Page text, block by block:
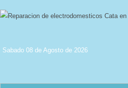
Sabado 08 de Agosto de 2026